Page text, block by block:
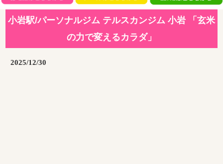
小岩駅/パーソナルジム テルスカンジム 小岩 「玄米
の力で変えるカラダ」
2025/12/30